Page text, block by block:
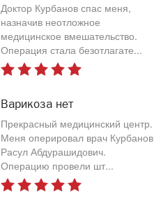
Доктор Курбанов спас меня,
назначив неотложное
медицинское вмешательство.
Операция стала безотлагате...
Варикоза нет
Прекрасный медицинский центр.
Меня оперировал врач Курбанов
Расул Абдурашидович.
Операцию провели шт...